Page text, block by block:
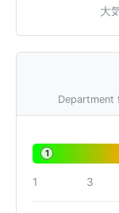
大
Department
1
1 3